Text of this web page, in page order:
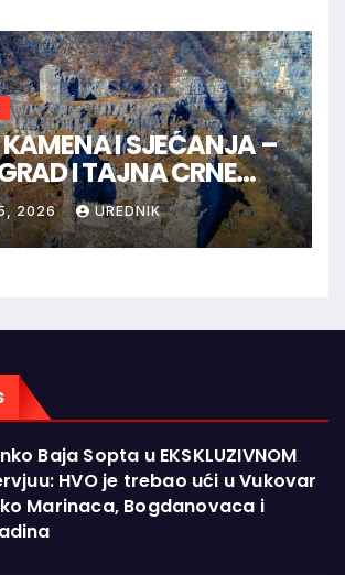
I SJEĆANJA –
I TAJNA CRNE
2026 UREDNIK
Baja Sopta u EKSKLUZIVNOM
HVO je trebao ući u Vukovar
Marinaca, Bogdanovaca i